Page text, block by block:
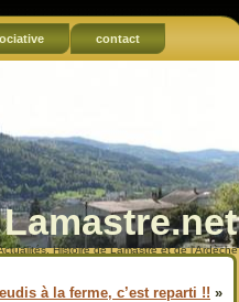
contact
Lamastre.net
Histoire de Lamastre et de l'Ardèche
à la ferme, c’est reparti !! »